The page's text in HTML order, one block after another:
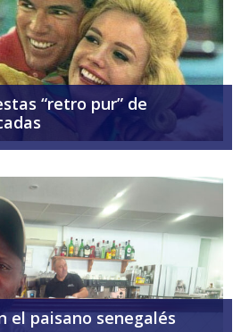
“retro pur” de
el paisano senegalés